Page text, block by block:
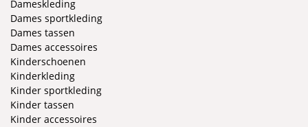
Dameskleding
Dames sportkleding
Dames tassen
Dames accessoires
Kinderschoenen
Kinderkleding
Kinder sportkleding
Kinder tassen
Kinder accessoires